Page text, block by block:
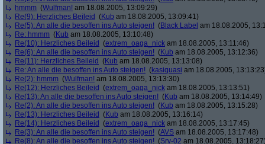
hmmm (Wulfman! am 18.08.2005, 13:09:29)
Re(9): Herzliches Beileid (Kub am 18.08.2005, 13:09:41)
Re(5): An alle die besoffen ins Auto steigen! (Black Label am 18.08.2005,
Re: hmmm (Kub am 18.08.2005, 13:10:48)
Re(10): Herzliches Beileid (extrem_oaga_nick am 18.08.2005, 13:11:46)
Re(6): An alle die besoffen ins Auto steigen! (Kub am 18.08.2005, 13:12:36)
Re(11): Herzliches Beileid (Kub am 18.08.2005, 13:13:08)
Re: An alle die besoffen ins Auto steigen! (kasiquasi am 18.08.2005,
Re(2): hmmm (Wulfman! am 18.08.2005, 13:13:30)
Re(12): Herzliches Beileid (extrem_oaga_nick am 18.08.2005, 13:13:51)
Re(13): An alle die besoffen ins Auto steigen! (Kub am 18.08.2005, 13:14:49)
Re(2): An alle die besoffen ins Auto steigen! (Kub am 18.08.2005, 13:15:28)
Re(13): Herzliches Beileid (Kub am 18.08.2005, 13:16:14)
Re(14): Herzliches Beileid (extrem_oaga_nick am 18.08.2005, 13:17:45)
Re(3): An alle die besoffen ins Auto steigen! (AVS am 18.08.2005, 13:17:48)
Re(8): An alle die besoffen ins Auto steigen! (Srv-02 am 18.08.2005,